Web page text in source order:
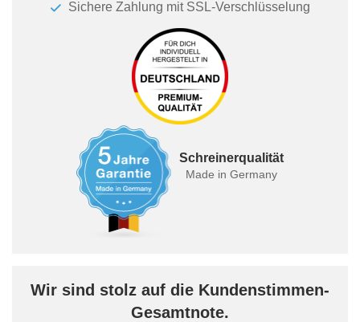
Sichere Zahlung mit SSL-Verschlüsselung
Schreinerqualität
Made in Germany
Wir sind stolz auf die Kundenstimmen-
Gesamtnote.